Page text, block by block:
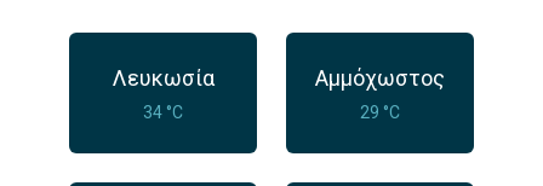
Λευκωσία
34 °C
Αμμόχωστος
29 °C